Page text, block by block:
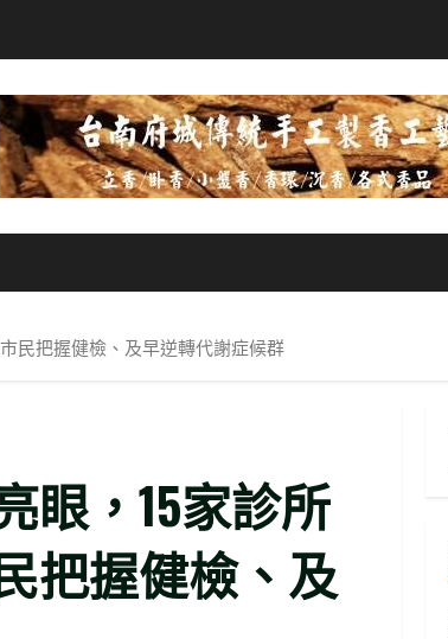
民把握健檢、及早逆轉代謝症候群
眼，15家診所
把握健檢、及